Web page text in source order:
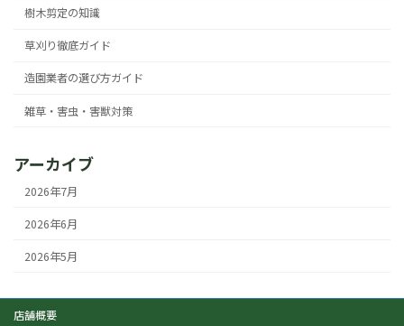
樹木剪定の知識
草刈り徹底ガイド
造園業者の選び方ガイド
雑草・害虫・害獣対策
アーカイブ
2026年7月
2026年6月
2026年5月
店舗概要